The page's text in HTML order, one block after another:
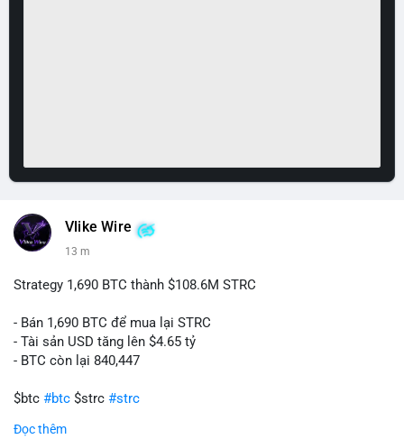
Vlike Wire
13 m
Strategy 1,690 BTC thành $108.6M STRC
- Bán 1,690 BTC để mua lại STRC
- Tài sản USD tăng lên $4.65 tỷ
- BTC còn lại 840,447
$btc #btc $strc #strc
Đọc thêm